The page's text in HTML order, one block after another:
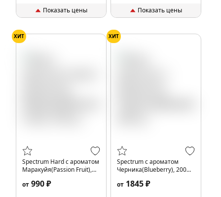
Показать цены Показать цены
ХИТ
Spectrum Hard с ароматом
Маракуйя(Passion Fruit),
от 990 ₽
ХИТ
Spectrum с ароматом
Черника(Blueberry), 200
от 1845 ₽